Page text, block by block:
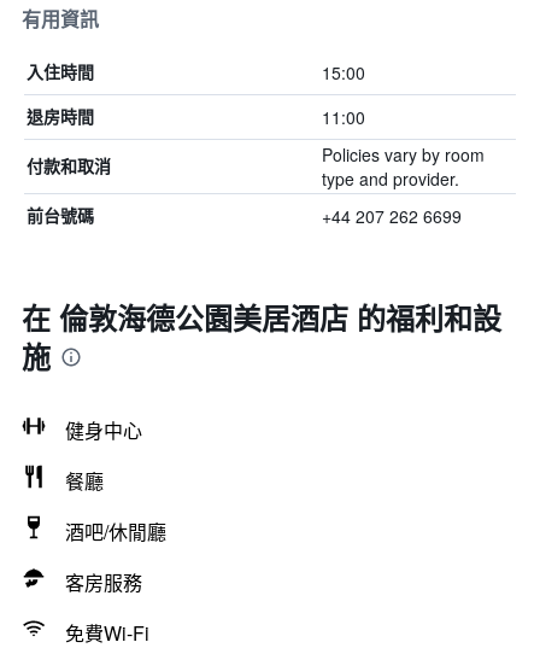
有用資訊
入住時間 15:00
退房時間 11:00
付款和取消
Policies vary by room
type and provider.
前台號碼 +44 207 262 6699
在 倫敦海德公園美居酒店 的福利和設
施
健身中心
餐廳
酒吧/休閒廳
客房服務
免費Wi-Fi